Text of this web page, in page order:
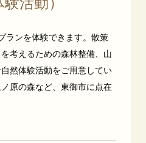
ランを体験できます。散策
考えるための森林整備、山
然体験活動をご用意してい
原の森など、東御市に点在